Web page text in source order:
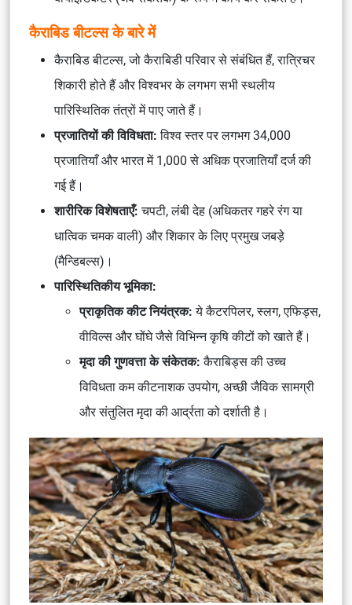
कैराबिड बीटल्स के बारे में
कैराबिड बीटल्स, जो कैराबिडी परिवार से संबंधित हैं, रात्रिचर
शिकारी होते हैं और विश्वभर के लगभग सभी स्थलीय
पारिस्थितिक तंत्रों में पाए जाते हैं।
प्रजातियों की विविधता: विश्व स्तर पर लगभग 34,000
प्रजातियाँ और भारत में 1,000 से अधिक प्रजातियाँ दर्ज की
गई हैं।
शारीरिक विशेषताएँ: चपटी, लंबी देह (अधिकतर गहरे रंग या
धात्विक चमक वाली) और शिकार के लिए प्रमुख जबड़े
(मैन्डिबल्स)।
पारिस्थितिकीय भूमिका:
प्राकृतिक कीट नियंत्रक: ये कैटरपिलर, स्लग, एफिड्स,
वीविल्स और घोंघे जैसे विभिन्न कृषि कीटों को खाते हैं।
मृदा की गुणवत्ता के संकेतक: कैराबिड्स की उच्च
विविधता कम कीटनाशक उपयोग, अच्छी जैविक सामग्री
और संतुलित मृदा की आर्द्रता को दर्शाती है।